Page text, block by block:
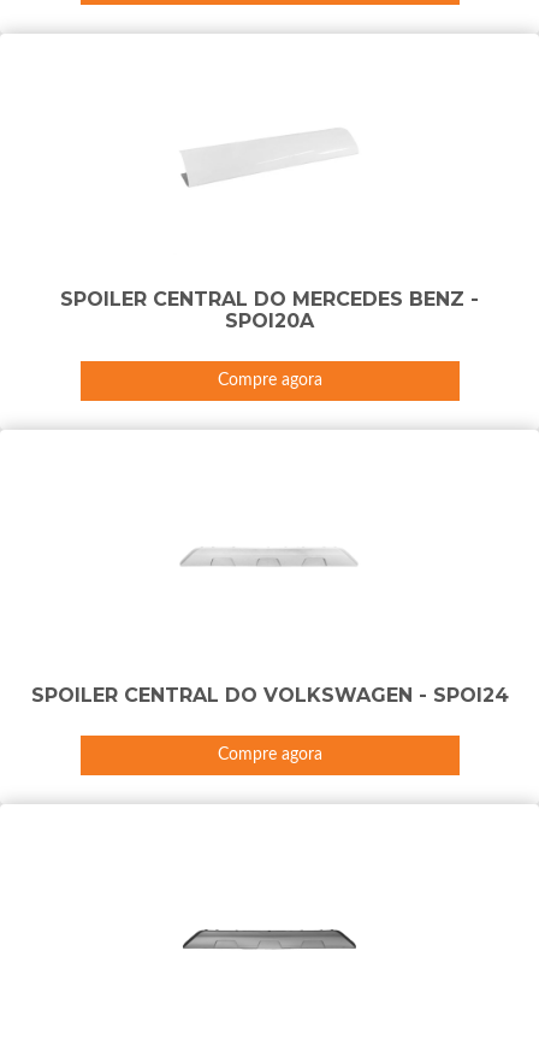
SPOILER CENTRAL DO MERCEDES BENZ -
SPOI20A
Compre agora
SPOILER CENTRAL DO VOLKSWAGEN - SPOI24
Compre agora